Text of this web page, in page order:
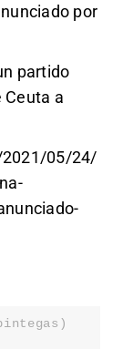
por
partido
Ceuta a
05/24/